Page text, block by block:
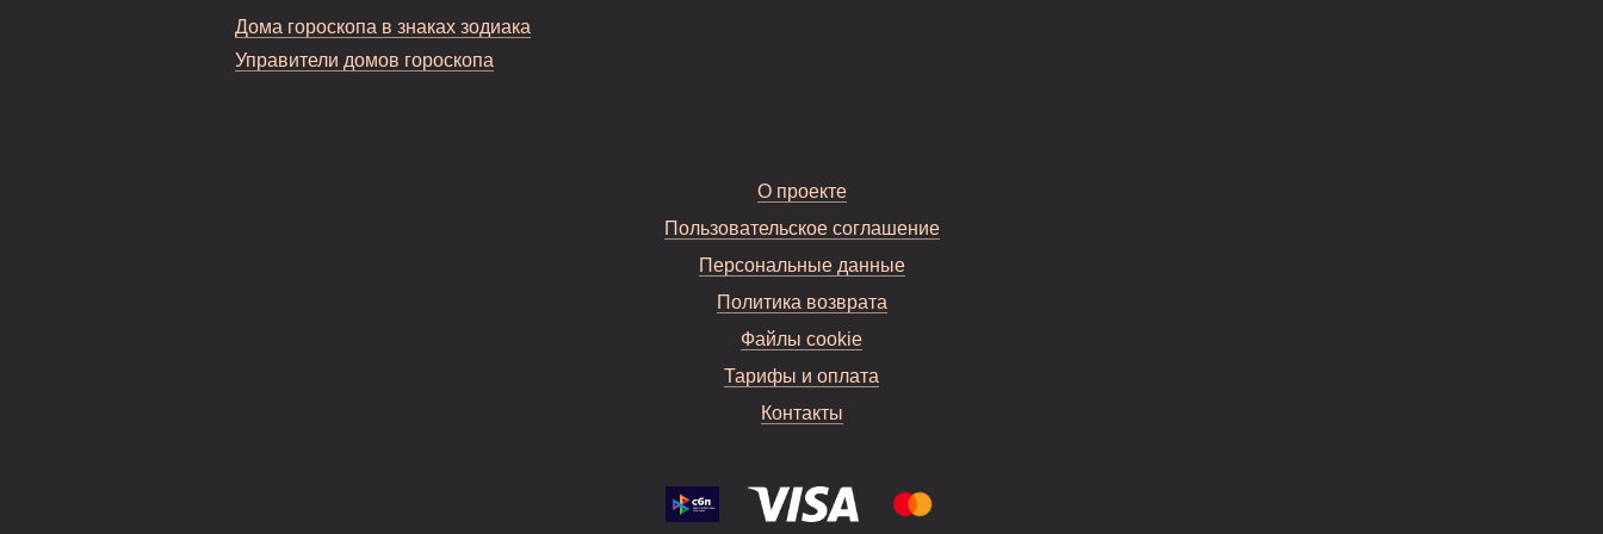
Дома гороскопа в знаках зодиака
Управители домов гороскопа
О проекте
Пользовательское соглашение
Персональные данные
Политика возврата
Файлы cookie
Тарифы и оплата
Контакты